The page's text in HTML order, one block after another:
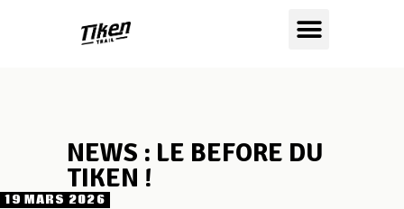
NEWS : LE BEFORE DU
TIKEN !
19 MARS 2026